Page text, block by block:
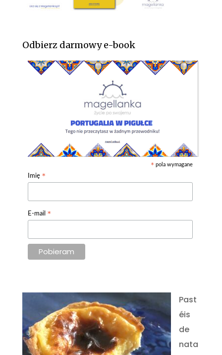
Odbierz darmowy e-book
* pola wymagane
Imię *
E-mail *
Past
éis
de
nata